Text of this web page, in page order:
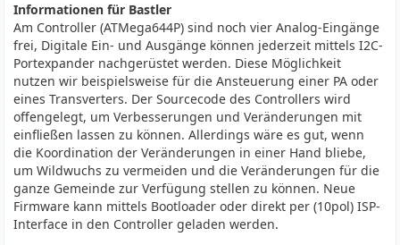
Informationen für Bastler
Am Controller (ATMega644P) sind noch vier Analog-Eingänge
frei, Digitale Ein- und Ausgänge können jederzeit mittels I2C-
Portexpander nachgerüstet werden. Diese Möglichkeit
nutzen wir beispielsweise für die Ansteuerung einer PA oder
eines Transverters. Der Sourcecode des Controllers wird
offengelegt, um Verbesserungen und Veränderungen mit
einfließen lassen zu können. Allerdings wäre es gut, wenn
die Koordination der Veränderungen in einer Hand bliebe,
um Wildwuchs zu vermeiden und die Veränderungen für die
ganze Gemeinde zur Verfügung stellen zu können. Neue
Firmware kann mittels Bootloader oder direkt per (10pol) ISP-
Interface in den Controller geladen werden.